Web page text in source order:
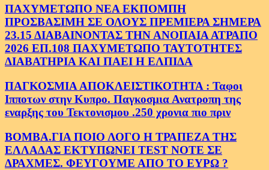
ΠΑΧΥΜΕΤΩΠΟ ΝΕΑ ΕΚΠΟΜΠΗ
ΠΡΟΣΒΑΣΙΜΗ ΣΕ ΟΛΟΥΣ ΠΡΕΜΙΕΡΑ ΣΗΜΕΡΑ
23.15 ΔΙΑΒΑΙΝΟΝΤΑΣ ΤΗΝ ΑΝΟΠΑΙΑ ΑΤΡΑΠΟ
2026 ΕΠ.108 ΠΑΧΥΜΕΤΩΠΟ ΤΑΥΤΟΤΗΤΕΣ
ΔΙΑΒΑΤΗΡΙΑ ΚΑΙ ΠΑΕΙ Η ΕΛΠΙΔΑ
ΠΑΓΚΟΣΜΙΑ ΑΠΟΚΛΕΙΣΤΙΚΟΤΗΤΑ : Ταφοι
Ιπποτων στην Κυπρο. Παγκοσμια Ανατροπη της
εναρξης του Τεκτονισμου .250 χρονια πιο πριν
ΒΟΜΒΑ.ΓΙΑ ΠΟΙΟ ΛΟΓΟ Η ΤΡΑΠΕΖΑ ΤΗΣ
ΕΛΛΑΔΑΣ ΕΚΤΥΠΩΝΕΙ TEST NOTE ΣΕ
ΔΡΑΧΜΕΣ. ΦΕΥΓΟΥΜΕ ΑΠΟ ΤΟ ΕΥΡΩ ?